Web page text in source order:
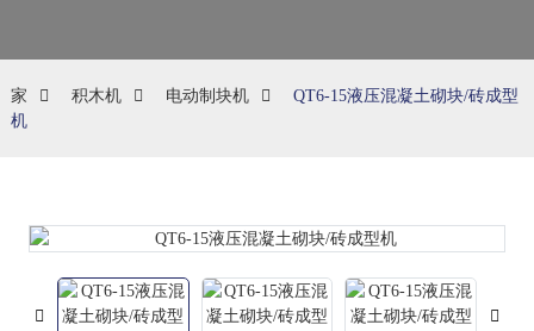
家 积木机 电动制块机
QT6-15液压混凝土砌块/砖成型
机